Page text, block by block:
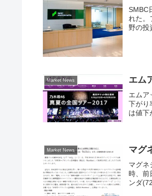
SMBC
れた。
野の投
Market News エム
エムア
下がり
は値下
Market News マグ
マグネ
時、前
ンダ